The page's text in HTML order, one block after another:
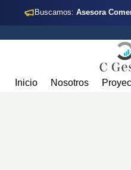
Buscamos: Asesora
Inicio Nosotros